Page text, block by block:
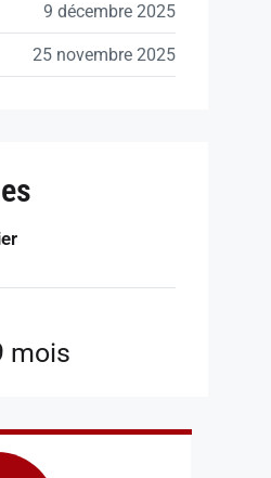
9 décembre 2025
25 novembre 2025
mois